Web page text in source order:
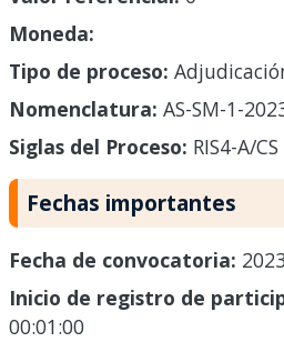
Moneda:
Tipo de proceso:
Nomenclatura: AS-SM-1-
Siglas del Proceso: RIS4-A/CS
Fechas importantes
Fecha de convocatoria:
Inicio de registro de
00:01:00